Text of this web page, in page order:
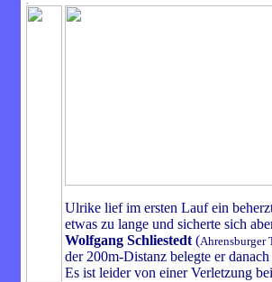
Ulrike lief im ersten Lauf ein
etwas zu lange und sicherte sich
Wolfgang Schliestedt (Ahrensburger
der 200m-Distanz belegte er
Es ist leider von einer Verletzung